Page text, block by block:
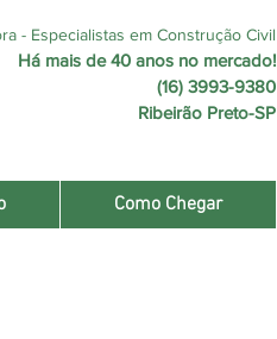
- Especialistas em Construção Civil
Há mais de 40 anos no mercado!
(16) 3993-9380
Ribeirão Preto-SP
Como Chegar